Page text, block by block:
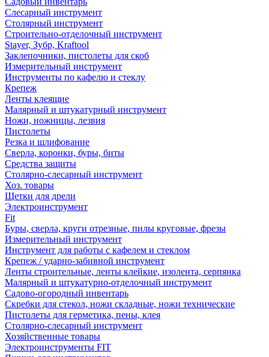
Слесарный инструмент
Столярный инструмент
Строительно-отделочный инструмент
Stayer, Зубр, Kraftool
Заклепочники, пистолеты для скоб
Измерительный инструмент
Инструменты по кафелю и стеклу
Крепеж
Ленты клеящие
Малярный и штукатурный инструмент
Ножи, ножницы, лезвия
Пистолеты
Резка и шлифование
Сверла, коронки, буры, биты
Средства защиты
Столярно-слесарный инструмент
Хоз. товары
Щетки для дрели
Электроинструмент
Fit
Буры, сверла, круги отрезные, пилы круговые, фрезы
Измерительный инструмент
Инструмент для работы с кафелем и стеклом
Крепеж / ударно-забивной инструмент
Ленты строительные, ленты клейкие, изолента, серпянка
Малярный и штукатурно-отделочный инструмент
Садово-огородный инвентарь
Скребки для стекол, ножи складные, ножи технические
Пистолеты для герметика, пены, клея
Столярно-слесарный инструмент
Хозяйственные товары
Электроинструменты FIT